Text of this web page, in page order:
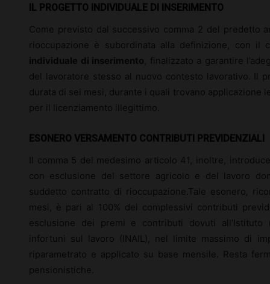
IL PROGETTO INDIVIDUALE DI INSERIMENTO
Come previsto dal successivo comma 2 del predetto
rioccupazione è subordinata alla definizione, con
individuale di inserimento , finalizzato a garantire
del lavoratore stesso al nuovo contesto lavorativo. Il
durata di sei mesi, durante i quali trovano applicazione
per il licenziamento illegittimo.
ESONERO VERSAMENTO CONTRIBUTI PREVIDENZIALI
Il comma 5 del medesimo articolo 41, inoltre,
con esclusione del settore agricolo e del lavoro
suddetto contratto di rioccupazione.Tale esonero,
mesi, è pari al 100% dei complessivi contributi
esclusione dei premi e contributi dovuti all’Istituto
infortuni sul lavoro (INAIL), nel limite massimo di
riparametrato e applicato su base mensile. Resta
pensionistiche.